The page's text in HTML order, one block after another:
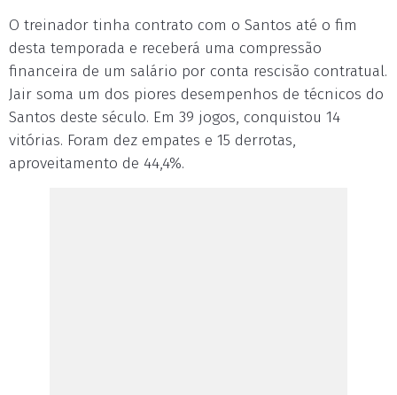
O treinador tinha contrato com o Santos até o fim
desta temporada e receberá uma compressão
financeira de um salário por conta rescisão contratual.
Jair soma um dos piores desempenhos de técnicos do
Santos deste século. Em 39 jogos, conquistou 14
vitórias. Foram dez empates e 15 derrotas,
aproveitamento de 44,4%.